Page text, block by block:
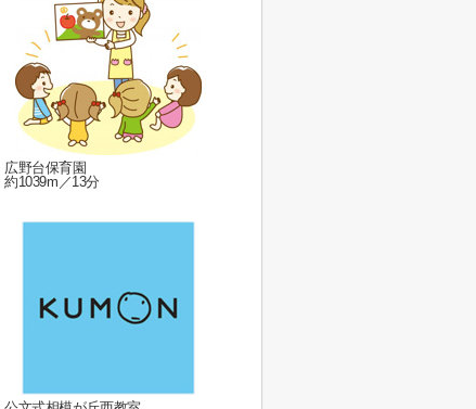
広野台保育園
約1039m／13分